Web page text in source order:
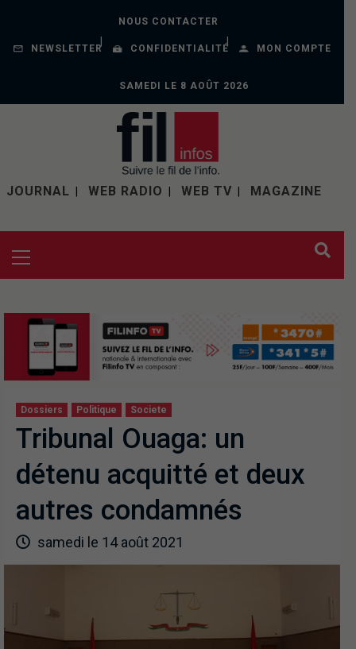
NOUS CONTACTER
NEWSLETTER CONFIDENTIALITÉ MON COMPTE
SAMEDI LE 8 AOÛT 2026
JOURNAL WEB RADIO WEB TV MAGAZINE
Dossiers Politique Societe
Tribunal Ouaga: un
détenu acquitté et deux
autres condamnés
samedi le 14 août 2021